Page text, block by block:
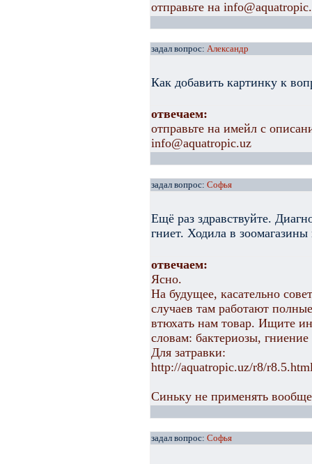
отправьте на
задал вопрос: Александр
Как добавить картинку к
отвечаем:
отправьте на имейл с
info@aquatropic.uz
задал вопрос: Софья
Ещё раз здравствуйте.
гниет. Ходила в
отвечаем:
Ясно.
На будущее, касательно
случаев там работают
втюхать нам товар. Ищите
словам: бактериозы,
Для затравки:
http://aquatropic.uz/r8/
Синьку не применять
задал вопрос: Софья